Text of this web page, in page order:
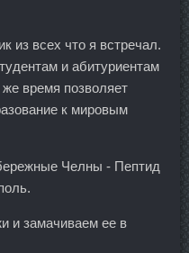
из всех что я встречал.
и абитуриентам
время позволяет
к мировым
Челны - Пептид
и замачиваем ее в